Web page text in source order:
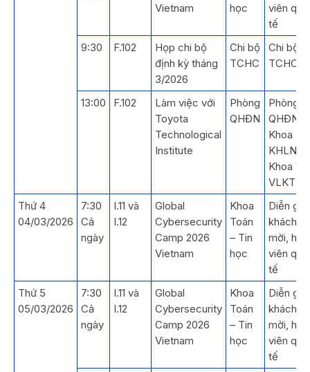
Vietnam
học
viên
tế
9:30
F.102
Họp chi bộ
định kỳ tháng
3/2026
Chi bộ
TCHC
Chi bộ
TCHC
13:00 F.102
Làm việc với
Toyota
Technological
Institute
Phòng
QHĐN
Phòng
QHĐN,
Khoa
KHLN,
Khoa
VLKT
Thứ 4
04/03/2026
7:30
Cả
ngày
I.11 và
I.12
Global
Cybersecurity
Camp 2026
Vietnam
Khoa
Toán
– Tin
học
Diễn giả,
khách
mời, học
viên
tế
Thứ 5
05/03/2026
7:30
Cả
ngày
I.11 và
I.12
Global
Cybersecurity
Camp 2026
Vietnam
Khoa
Toán
– Tin
học
Diễn giả,
khách
mời, học
viên
tế